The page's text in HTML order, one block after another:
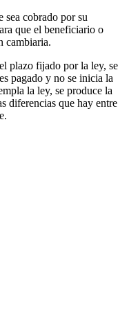
cobrado por su
que el beneficiario o
cambiaria.
plazo fijado por la ley, se
pagado y no se inicia la
la ley, se produce la
diferencias que hay entre